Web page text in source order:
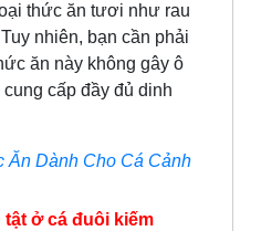
thức ăn tươi như rau
nhiên, bạn cần phải
ăn này không gây ô
cấp đầy đủ dinh
Ăn Dành Cho Cá Cảnh
ở cá đuôi kiếm